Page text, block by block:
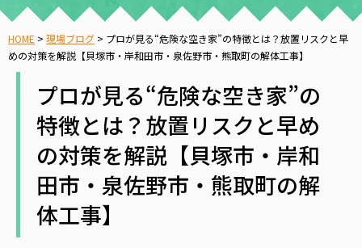
HOME > 現場ブログ > プロが見る“危険な空き家”の特徴とは？放置リスクと早
めの対策を解説【貝塚市・岸和田市・泉佐野市・熊取町の解体工事】
プロが見る“危険な空き家”の
特徴とは？放置リスクと早め
の対策を解説【貝塚市・岸和
田市・泉佐野市・熊取町の解
体工事】